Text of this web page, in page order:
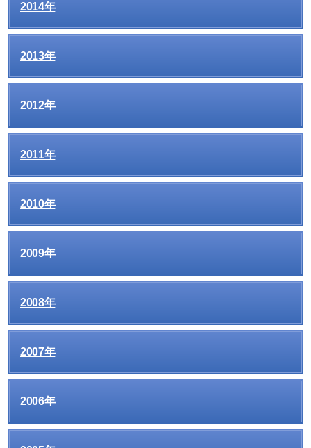
2014年
2013年
2012年
2011年
2010年
2009年
2008年
2007年
2006年